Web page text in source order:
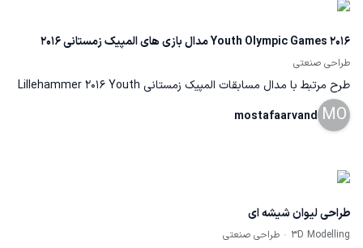
2016 Youth Olympic Games مدال بازی های المپیک زمستانی 2016
طراحی صنعتی
طرح مرتبط با مدال مسابقات المپیک زمستانی Lillehammer 2016 Youth
Olympic Game medals design.
MO
mostafaarvand
طراحی لیوان شیشه ای
3D Modelling طراحی صنعتی